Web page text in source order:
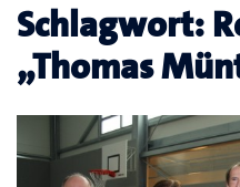
Schlagwort:
„Thomas